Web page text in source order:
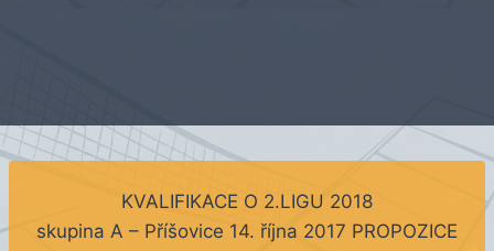
KVALIFIKACE O 2.LIGU 2018
skupina A – Příšovice 14. října 2017 PROPOZICE